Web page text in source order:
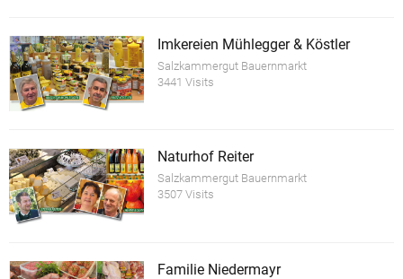
Imkereien Mühlegger & Köstler
Salzkammergut Bauernmarkt
3441 Visits
Naturhof Reiter
Salzkammergut Bauernmarkt
3507 Visits
Familie Niedermayr